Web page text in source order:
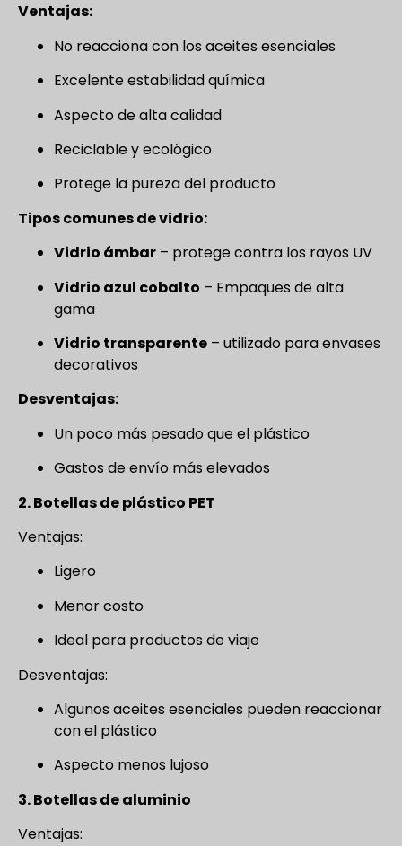
Ventajas:
No reacciona con los aceites esenciales
Excelente estabilidad química
Aspecto de alta calidad
Reciclable y ecológico
Protege la pureza del producto
Tipos comunes de vidrio:
Vidrio ámbar – protege contra los rayos UV
Vidrio azul cobalto – Empaques de alta
gama
Vidrio transparente – utilizado para envases
decorativos
Desventajas:
Un poco más pesado que el plástico
Gastos de envío más elevados
2. Botellas de plástico PET
Ventajas:
Ligero
Menor costo
Ideal para productos de viaje
Desventajas:
Algunos aceites esenciales pueden reaccionar
con el plástico
Aspecto menos lujoso
3. Botellas de aluminio
Ventajas: